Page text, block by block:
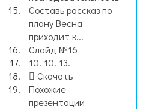
Составь рассказ по
плану Весна
приходит к...
Слайд №16
10. 10. 13.
Скачать
Похожие
презентации